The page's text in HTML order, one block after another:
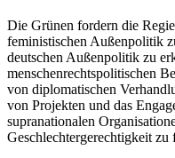
Die Grünen fordern die
feministischen Außenpolitik
deutschen Außenpolitik zu
menschenrechtspolitischen
von diplomatischen
von Projekten und das
supranationalen
Geschlechtergerechtigkeit zu